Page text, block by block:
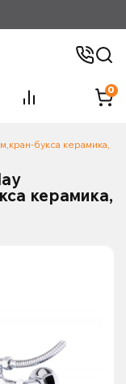
0
букса керамика,
керамика,